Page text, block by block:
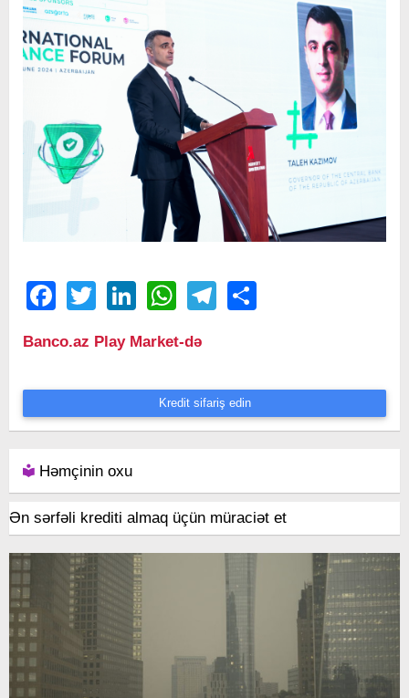
FacebookTwitter LinkedIn WhatsAppTelegram
Banco.az Play Market-də
Kredit sifariş edin
Həmçinin oxu
Ən sərfəli krediti almaq üçün müraciət et